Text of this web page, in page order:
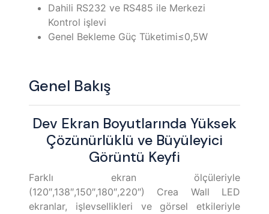
Dahili RS232 ve RS485 ile Merkezi
Kontrol işlevi
Genel Bekleme Güç Tüketimi≤0,5W
Genel Bakış
Dev Ekran Boyutlarında Yüksek
Çözünürlüklü ve Büyüleyici
Görüntü Keyfi
Farklı ekran ölçüleriyle
(120″,138″,150″,180″,220″) Crea Wall LED
ekranlar, işlevsellikleri ve görsel etkileriyle